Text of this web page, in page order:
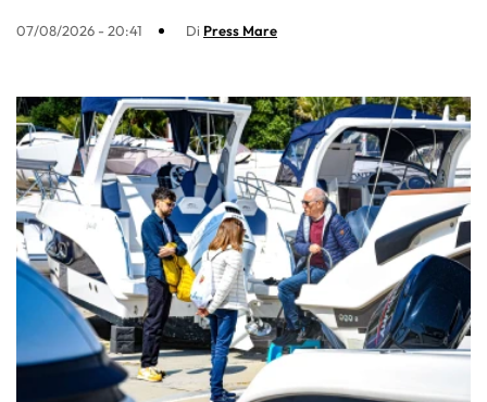
07/08/2026 - 20:41 Di Press Mare